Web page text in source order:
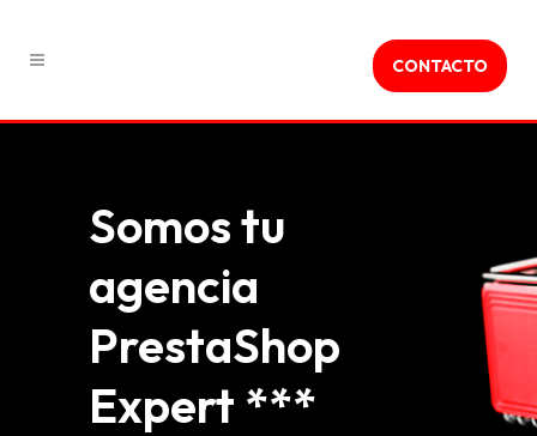
CONTACTO
Somos tu
agencia
PrestaShop
Expert ***